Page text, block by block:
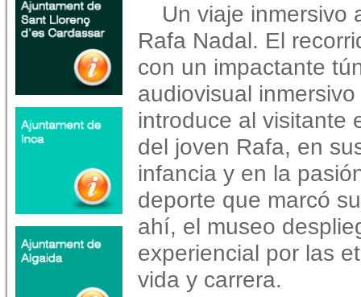
Un viaje inmersivo
Rafa Nadal. El
con un impactante
audiovisual
introduce al visitante
del joven Rafa, en
infancia y en la
deporte que marcó
ahí, el museo
experiencial por las
vida y carrera.